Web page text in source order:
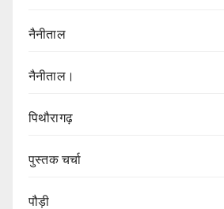
नैनीताल
नैनीताल।
पिथौरागढ़
पुस्तक चर्चा
पौड़ी